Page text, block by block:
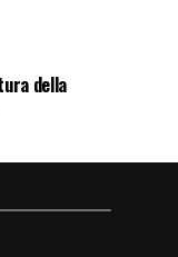
della